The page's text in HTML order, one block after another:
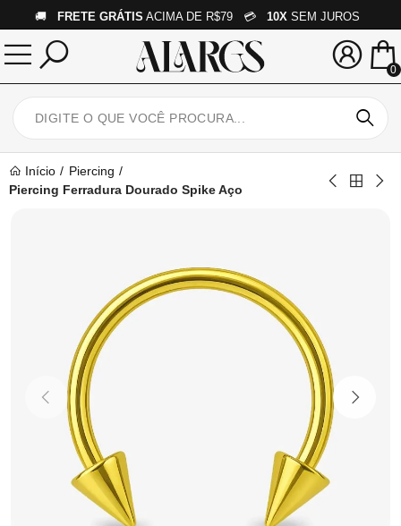
🚚 FRETE GRÁTIS ACIMA DE R$79 💳 10X SEM JUROS
0
Início
Piercing
Piercing Ferradura Dourado Spike Aço